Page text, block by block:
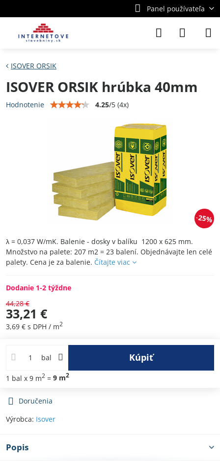
Panel používateľa
25%
ISOVER ORSIK
ISOVER ORSIK hrúbka 40mm
Hodnotenie 4.25/5 (4x)
λ = 0,037 W/mK. Balenie - dosky v balíku 1200 x 625 mm.
Množstvo na palete: 207 m2 = 23 balení. Objednávajte len celé
palety. Cena je za balenie. Čítajte viac
Dodanie 1-2 týždne
44,28 €
33,21 €
3,69 € s DPH / m2
bal Kúpiť
1 bal x 9 m2 = 9 m2
Doručenia
Výrobca: Isover
Popis